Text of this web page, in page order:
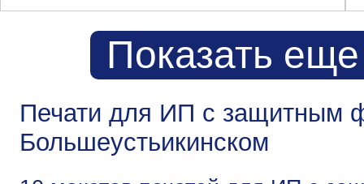
Показать
Печати для ИП с защитным
Большеустьикинском